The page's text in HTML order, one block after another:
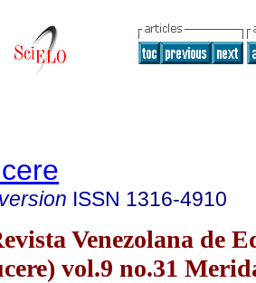
ISSN 1316-4910
Venezolana de
vol.9 no.31